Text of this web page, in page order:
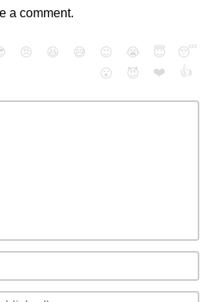
a comment.
😠 😆 😅 😉 😭 😇
😴
😮
😈 ❤️ 👍